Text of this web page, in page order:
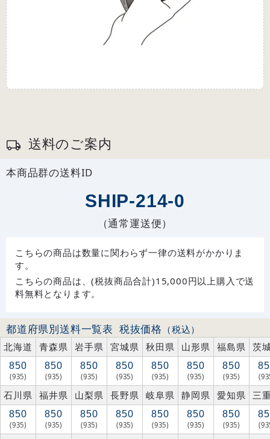
送料のご案内
本商品群の送料ID
SHIP-214-0
（通常運送便）
こちらの商品は数量に関わらず一律の送料がかかりま
す。
こちらの商品は、(税抜商品合計)15,000円以上購入で送
料無料となります。
都道府県別送料一覧表 税抜価格 （税込）
北海道
青森県 岩手県 宮城県 秋田県 山形県 福島県 茨
850
(935)
850
(935)
850
(935)
850
(935)
850
(935)
850
(935)
850
(935)
石川県 福井県 山梨県 長野県 岐阜県 静岡県 愛知県 三
850
(935)
850
(935)
850
(935)
850
(935)
850
(935)
850
(935)
850
(935)